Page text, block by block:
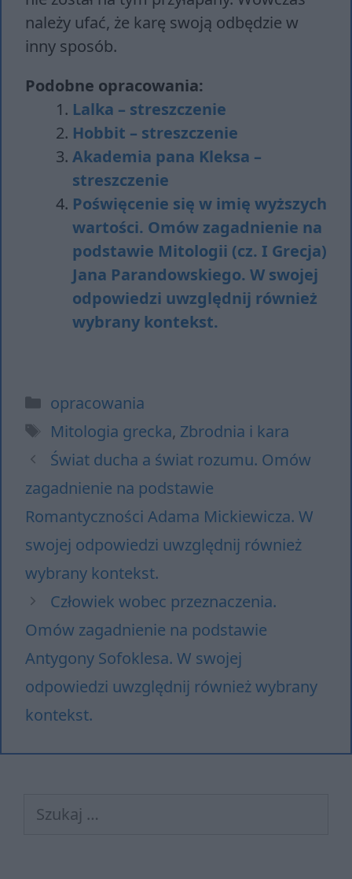
należy ufać, że karę swoją odbędzie w
inny sposób.
Podobne opracowania:
Lalka – streszczenie
Hobbit – streszczenie
Akademia pana Kleksa –
streszczenie
Poświęcenie się w imię wyższych
wartości. Omów zagadnienie na
podstawie Mitologii (cz. I Grecja)
Jana Parandowskiego. W swojej
odpowiedzi uwzględnij również
wybrany kontekst.
Kategorie
opracowania
Tagi
Mitologia grecka, Zbrodnia i kara
Świat ducha a świat rozumu. Omów
zagadnienie na podstawie
Romantyczności Adama Mickiewicza. W
swojej odpowiedzi uwzględnij również
wybrany kontekst.
Człowiek wobec przeznaczenia.
Omów zagadnienie na podstawie
Antygony Sofoklesa. W swojej
odpowiedzi uwzględnij również wybrany
kontekst.